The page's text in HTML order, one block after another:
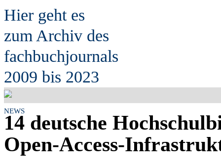
Hier geht es
zum Archiv des
fachbuchjournals
2009 bis 2023
NEWS
14 deutsche
Open-Access-